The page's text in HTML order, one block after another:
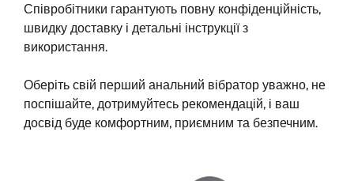
Співробітники гарантують повну конфіденційність,
швидку доставку і детальні інструкції з
використання.
Оберіть свій перший анальний вібратор уважно, не
поспішайте, дотримуйтесь рекомендацій, і ваш
досвід буде комфортним, приємним та безпечним.